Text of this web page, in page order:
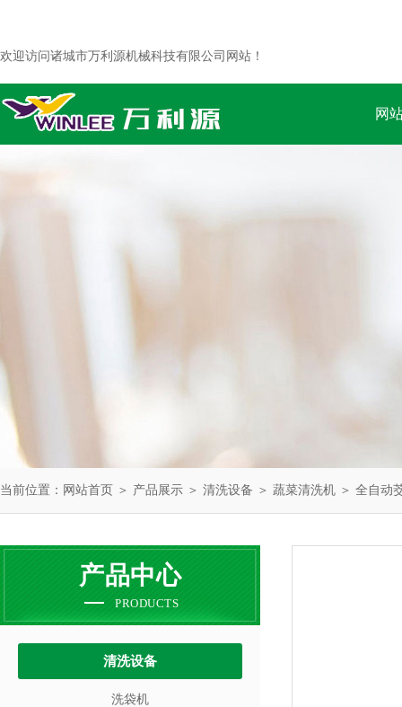
欢迎访问诸城市万利源机械科技有限公司网站！
网
当前位置： 网站首页 ＞ 产品展示 ＞ 清洗设备 ＞ 蔬菜清洗机 ＞ 全自动
产品中心
PRODUCTS
清洗设备
洗袋机